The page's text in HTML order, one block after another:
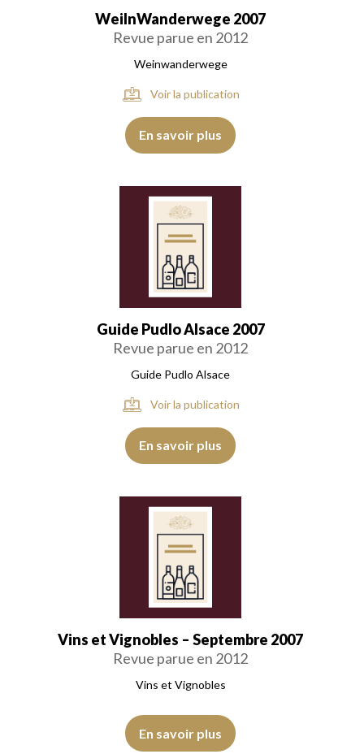
WeilnWanderwege 2007
Revue parue en 2012
Weinwanderwege
Voir la publication
En savoir plus
Guide Pudlo Alsace 2007
Revue parue en 2012
Guide Pudlo Alsace
Voir la publication
En savoir plus
Vins et Vignobles – Septembre 2007
Revue parue en 2012
Vins et Vignobles
En savoir plus